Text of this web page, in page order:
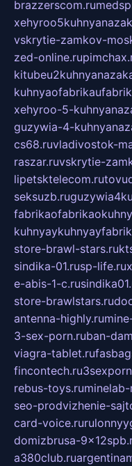
brazzerscom.ru
vskrytie-zamkov-
zed-online.ru
xehyroo-5-
guzywia-4-
cs68.ruvladivostok-
raszar.ruvskrytie-
lipetsktelecom.ru
seksuzb.ru
store-brawl-stars.ru
sindika-01.rusp-life.ru
e-abis-1-c.ru
store-brawlstars.ru
antenna-highly.ru
3-sex-porn.ruban-
viagra-tablet.ru
fincontech.ru
rebus-toys.ru
seo-prodvizhenie-
card-voice.ru
domizbrusa-
a380club.ru